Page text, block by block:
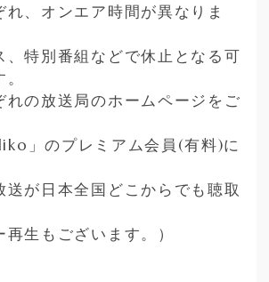
、オンエア時間が異なりま
特別番組などで休止となる可
れの放送局のホームページをご
」のプレミアム会員 (有料)に
送が日本全国どこからでも聴取
再生もございます。）